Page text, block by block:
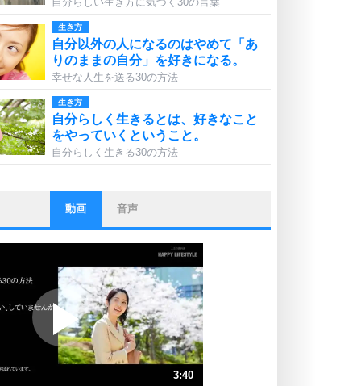
生き方
自分以外の人になるのはやめて「あ
りのままの自分」を好きになる。
幸せな人生を送る30の方法
生き方
自分らしく生きるとは、好きなこと
をやっていくということ。
自分らしく生きる30の方法
ストレス対策
他人と比べない。
いっそのこと、他人を見ない。
プラス思考
ポジティブになれない原因は、行動
しないから。
ポジティブ思考になる30の方法
ストレス対策
動画 音声
3:40